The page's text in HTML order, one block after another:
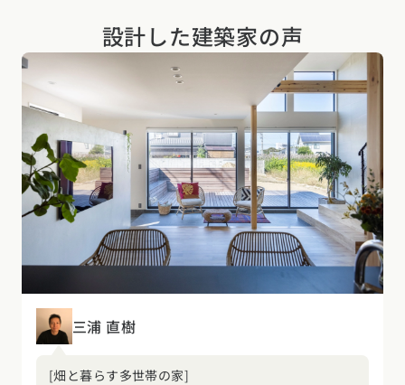
設計した建築家の声
三浦 直樹
[畑と暮らす多世帯の家]